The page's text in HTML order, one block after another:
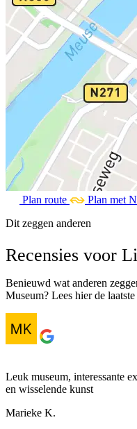
Plan route
Plan met
Dit zeggen anderen
Recensies voor
Benieuwd wat anderen
Museum? Lees hier de
Leuk museum, interessante
en wisselende kunst
Marieke K.